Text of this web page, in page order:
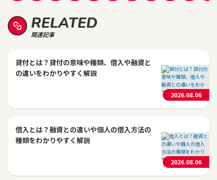
RELATED
関連記事
貸付とは？貸付の意味や種類、借入や融資と
の違いをわかりやすく解説
2026.08.06
借入とは？融資との違いや個人の借入方法の
種類をわかりやすく解説
2026.08.06